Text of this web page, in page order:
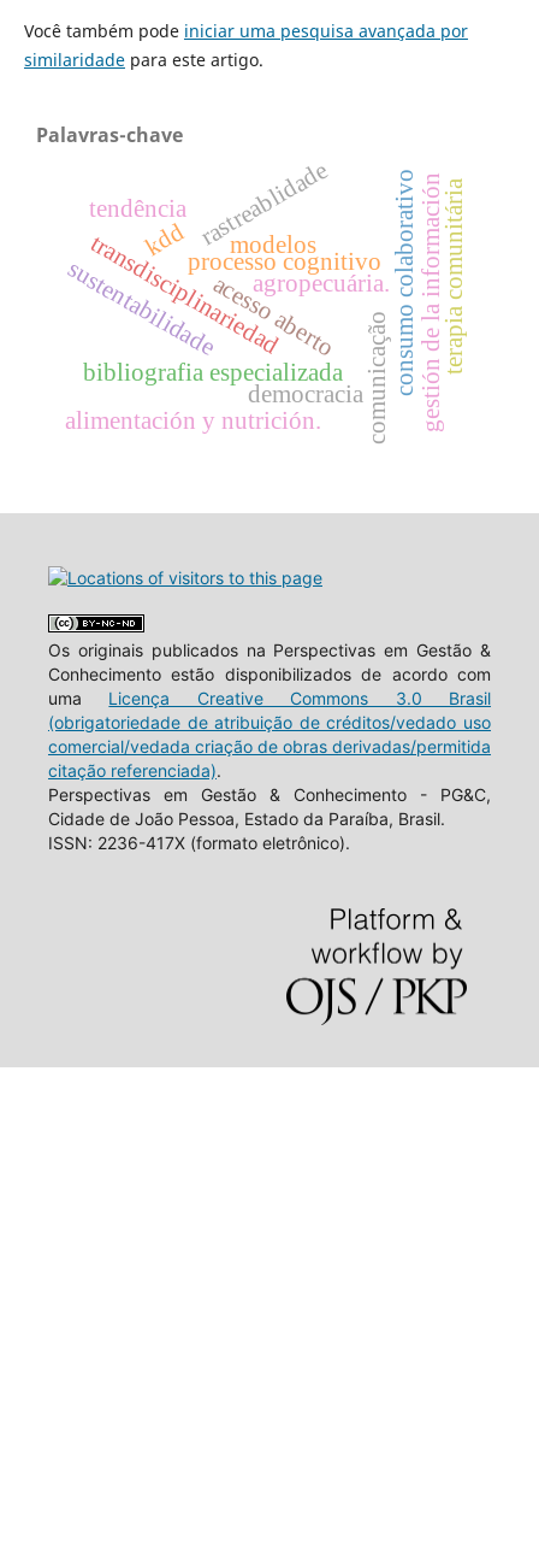
Você também pode iniciar uma pesquisa avançada por
similaridadepara este artigo.
Palavras-chave
processo cognitivo consumo colaborativo
bibliografia especializada
transdisciplinariedad
kdd gestión de la informaciónterapia comunitária
sustentabilidade
tendência
democracia
acesso aberto
modelos
rastreablidade
agropecuária.
comunicação
alimentación y nutrición.
Os originais publicados na Perspectivas em Gestão &
Conhecimento estão disponibilizados de acordo com
uma Licença Creative Commons 3.0 Brasil
(obrigatoriedade de atribuição de créditos/vedado uso
comercial/vedada criação de obras derivadas/permitida
citação referenciada).
Perspectivas em Gestão & Conhecimento - PG&C,
Cidade de João Pessoa, Estado da Paraíba, Brasil.
ISSN: 2236-417X (formato eletrônico).